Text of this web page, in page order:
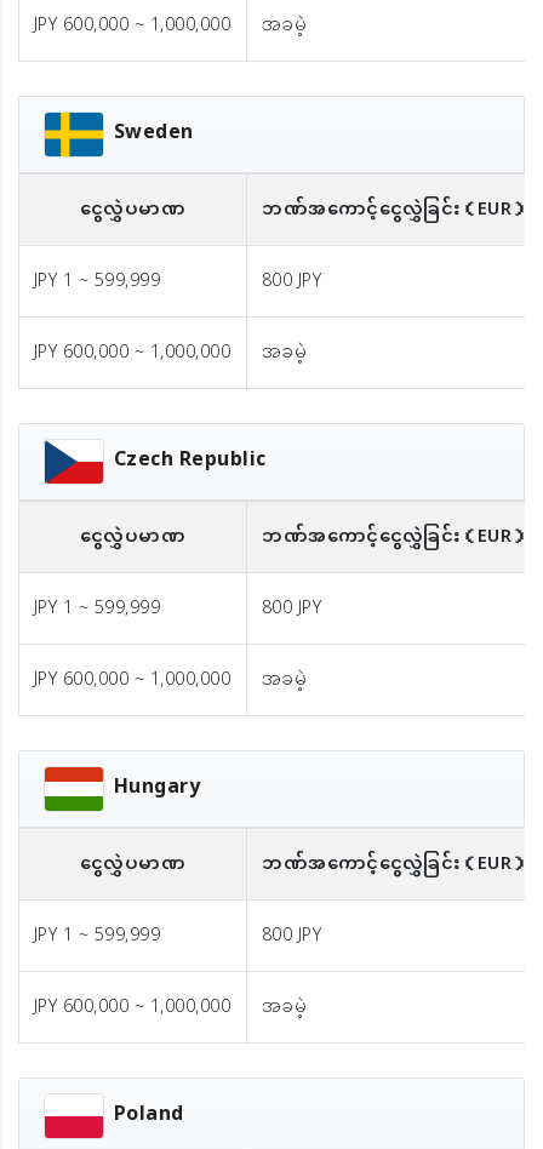
JPY 600,000 ~ 1,000,000
အခမဲ့
Sweden
ငွေလွှဲပမာဏ ဘဏ်အကောင့်ငွေလွှဲခြင်း（EUR）
JPY 1 ~ 599,999
800 JPY
JPY 600,000 ~ 1,000,000
အခမဲ့
Czech Republic
ငွေလွှဲပမာဏ ဘဏ်အကောင့်ငွေလွှဲခြင်း（EUR）
JPY 1 ~ 599,999
800 JPY
JPY 600,000 ~ 1,000,000
အခမဲ့
Hungary
ငွေလွှဲပမာဏ ဘဏ်အကောင့်ငွေလွှဲခြင်း（EUR）
JPY 1 ~ 599,999
800 JPY
JPY 600,000 ~ 1,000,000
အခမဲ့
Poland